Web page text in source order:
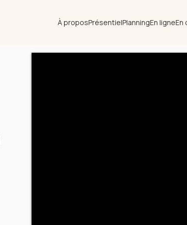
À proposPrésentielPlanningEn ligneEn